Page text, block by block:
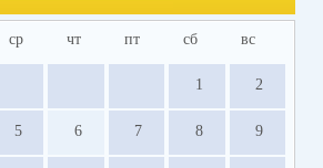
свободные места (
лично
ср чт пт сб вс
1 2
5 6 7 8 9